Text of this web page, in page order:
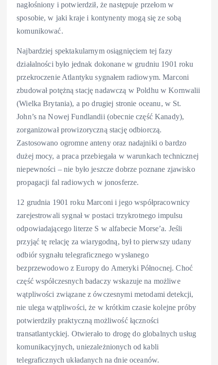
nagłośniony i potwierdził, że następuje przełom w
sposobie, w jaki kraje i kontynenty mogą się ze sobą
komunikować.
Najbardziej spektakularnym osiągnięciem tej fazy
działalności było jednak dokonane w grudniu 1901 roku
przekroczenie Atlantyku sygnałem radiowym. Marconi
zbudował potężną stację nadawczą w Poldhu w Kornwalii
(Wielka Brytania), a po drugiej stronie oceanu, w St.
John’s na Nowej Fundlandii (obecnie część Kanady),
zorganizował prowizoryczną stację odbiorczą.
Zastosowano ogromne anteny oraz nadajniki o bardzo
dużej mocy, a praca przebiegała w warunkach technicznej
niepewności – nie było jeszcze dobrze poznane zjawisko
propagacji fal radiowych w jonosferze.
12 grudnia 1901 roku Marconi i jego współpracownicy
zarejestrowali sygnał w postaci trzykrotnego impulsu
odpowiadającego literze S w alfabecie Morse’a. Jeśli
przyjąć tę relację za wiarygodną, był to pierwszy udany
odbiór sygnału telegraficznego wysłanego
bezprzewodowo z Europy do Ameryki Północnej. Choć
część współczesnych badaczy wskazuje na możliwe
wątpliwości związane z ówczesnymi metodami detekcji,
nie ulega wątpliwości, że w krótkim czasie kolejne próby
potwierdziły praktyczną możliwość łączności
transatlantyckiej. Otwierało to drogę do globalnych usług
komunikacyjnych, uniezależnionych od kabli
telegraficznych układanych na dnie oceanów.